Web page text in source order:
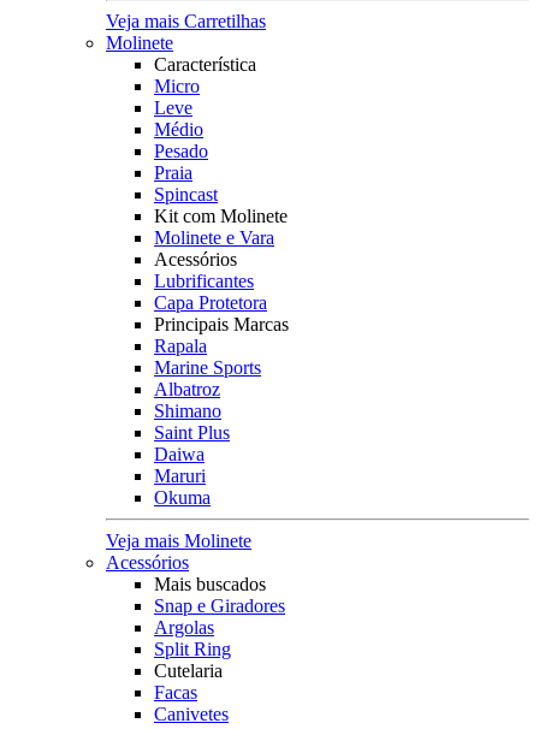
Veja mais Carretilhas
Molinete
Característica
Micro
Leve
Médio
Pesado
Praia
Spincast
Kit com Molinete
Molinete e Vara
Acessórios
Lubrificantes
Capa Protetora
Principais Marcas
Rapala
Marine Sports
Albatroz
Shimano
Saint Plus
Daiwa
Maruri
Okuma
Veja mais Molinete
Acessórios
Mais buscados
Snap e Giradores
Argolas
Split Ring
Cutelaria
Facas
Canivetes